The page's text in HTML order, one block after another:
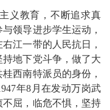
教育，不断追求真
领导进步学生运动，
江一带的人民抗日，
地下党斗争，做了大
西南特派员的身份，
年8月在发动万岗武
屈，临危不惧，坚持